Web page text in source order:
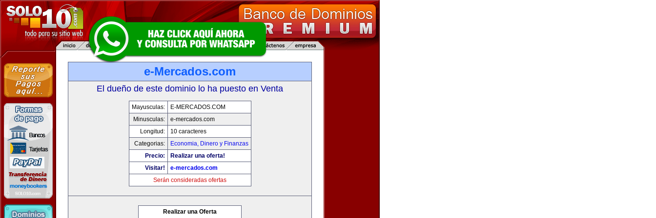
e-Mercados.com
El dueño de este dominio lo ha puesto en Venta
Mayusculas:
E-MERCADOS.COM
Minusculas:
e-mercados.com
Longitud:
10 caracteres
Categorias:
Economia, Dinero y Finanzas
Precio:
Realizar una oferta!
Visitar!
e-mercados.com
Serán consideradas ofertas
Realizar una Oferta